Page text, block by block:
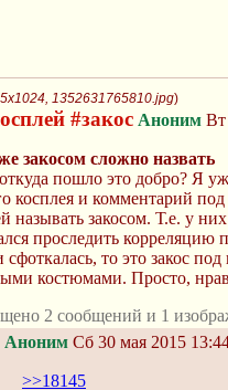
1352631765810.jpg)
#закос Аноним Вт
закосом сложно назвать
пошло это добро? Я
косплея и комментарий
называть закосом. Т.е. у
проследить корреляцию
то это закос
костюмами. Просто,
2 сообщений и 1
Аноним Сб 30 мая 2015
>>18145